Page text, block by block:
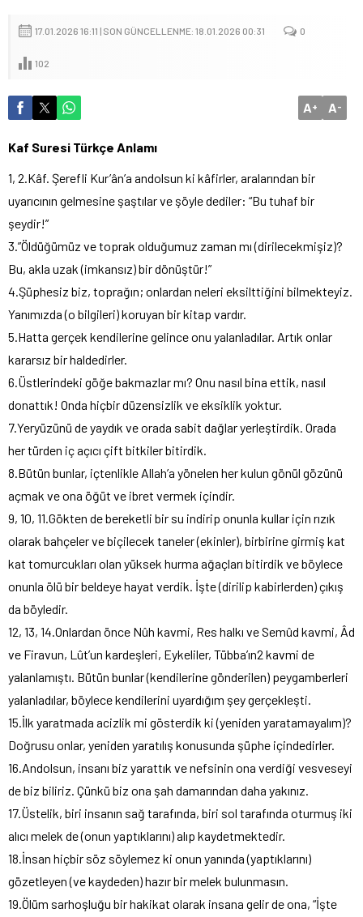
17.01.2026 16:11 | SON GÜNCELLENME: 18.01.2026 00:31 0
102
A+ A-
Kaf Suresi Türkçe Anlamı
1, 2.Kâf. Şerefli Kur’ân’a andolsun ki kâfirler, aralarından bir
uyarıcının gelmesine şaştılar ve şöyle dediler: “Bu tuhaf bir
şeydir!”
3.”Öldüğümüz ve toprak olduğumuz zaman mı (dirilecekmişiz)?
Bu, akla uzak (imkansız) bir dönüştür!”
4.Şüphesiz biz, toprağın; onlardan neleri eksilttiğini bilmekteyiz.
Yanımızda (o bilgileri) koruyan bir kitap vardır.
5.Hatta gerçek kendilerine gelince onu yalanladılar. Artık onlar
kararsız bir haldedirler.
6.Üstlerindeki göğe bakmazlar mı? Onu nasıl bina ettik, nasıl
donattık! Onda hiçbir düzensizlik ve eksiklik yoktur.
7.Yeryüzünü de yaydık ve orada sabit dağlar yerleştirdik. Orada
her türden iç açıcı çift bitkiler bitirdik.
8.Bütün bunlar, içtenlikle Allah’a yönelen her kulun gönül gözünü
açmak ve ona öğüt ve ibret vermek içindir.
9, 10, 11.Gökten de bereketli bir su indirip onunla kullar için rızık
olarak bahçeler ve biçilecek taneler (ekinler), birbirine girmiş kat
kat tomurcukları olan yüksek hurma ağaçları bitirdik ve böylece
onunla ölü bir beldeye hayat verdik. İşte (dirilip kabirlerden) çıkış
da böyledir.
12, 13, 14.Onlardan önce Nûh kavmi, Res halkı ve Semûd kavmi, Âd
ve Firavun, Lût’un kardeşleri, Eykeliler, Tübba’ın2 kavmi de
yalanlamıştı. Bütün bunlar (kendilerine gönderilen) peygamberleri
yalanladılar, böylece kendilerini uyardığım şey gerçekleşti.
15.İlk yaratmada acizlik mi gösterdik ki (yeniden yaratamayalım)?
Doğrusu onlar, yeniden yaratılış konusunda şüphe içindedirler.
16.Andolsun, insanı biz yarattık ve nefsinin ona verdiği vesveseyi
de biz biliriz. Çünkü biz ona şah damarından daha yakınız.
17.Üstelik, biri insanın sağ tarafında, biri sol tarafında oturmuş iki
alıcı melek de (onun yaptıklarını) alıp kaydetmektedir.
18.İnsan hiçbir söz söylemez ki onun yanında (yaptıklarını)
gözetleyen (ve kaydeden) hazır bir melek bulunmasın.
19.Ölüm sarhoşluğu bir hakikat olarak insana gelir de ona, “İşte